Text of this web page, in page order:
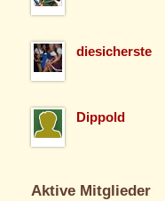
diesicherste
Dippold
Aktive Mitglieder